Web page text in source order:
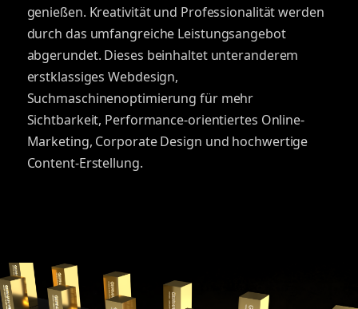
genießen. Kreativität und Professionalität werden
durch das umfangreiche Leistungsangebot
abgerundet. Dieses beinhaltet unteranderem
erstklassiges Webdesign,
Suchmaschinenoptimierung für mehr
Sichtbarkeit, Performance-orientiertes Online-
Marketing, Corporate Design und hochwertige
Content-Erstellung.